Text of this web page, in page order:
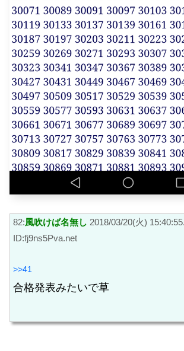
82:風吹けば名無し 2018/03/20(火)
ID:fj9ns5Pva.net
>>41
合格発表みたいで草